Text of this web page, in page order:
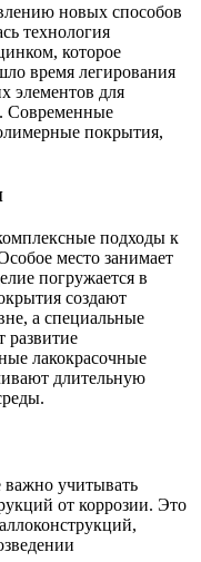
новых способов
технология
которое
время легирования
элементов для
Современные
покрытия,
подходы к
место занимает
погружается в
создают
а специальные
развитие
лакокрасочные
длительную
важно учитывать
от коррозии. Это